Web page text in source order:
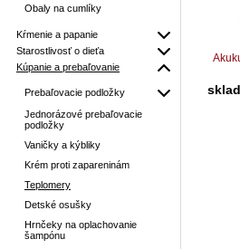
Obaly na cumlíky
Kŕmenie a papanie
Starostlivosť o dieťa
Kúpanie a prebaľovanie
Prebaľovacie podložky
Jednorázové prebaľovacie
podložky
Vaničky a kýbliky
Krém proti zapareninám
Teplomery
Detské osušky
Hrnčeky na oplachovanie
šampónu